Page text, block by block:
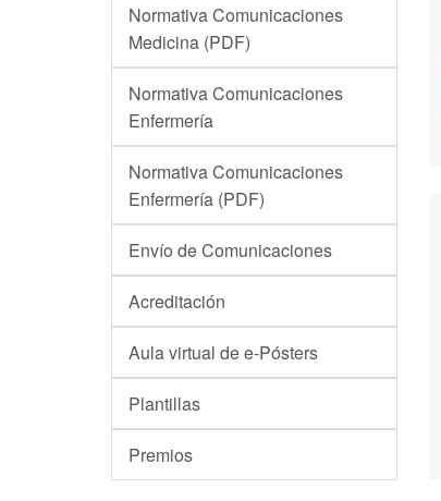
Normativa Comunicaciones
Medicina (PDF)
Normativa Comunicaciones
Enfermería
Normativa Comunicaciones
Enfermería (PDF)
Envío de Comunicaciones
Acreditación
Aula virtual de e-Pósters
Plantillas
Premios